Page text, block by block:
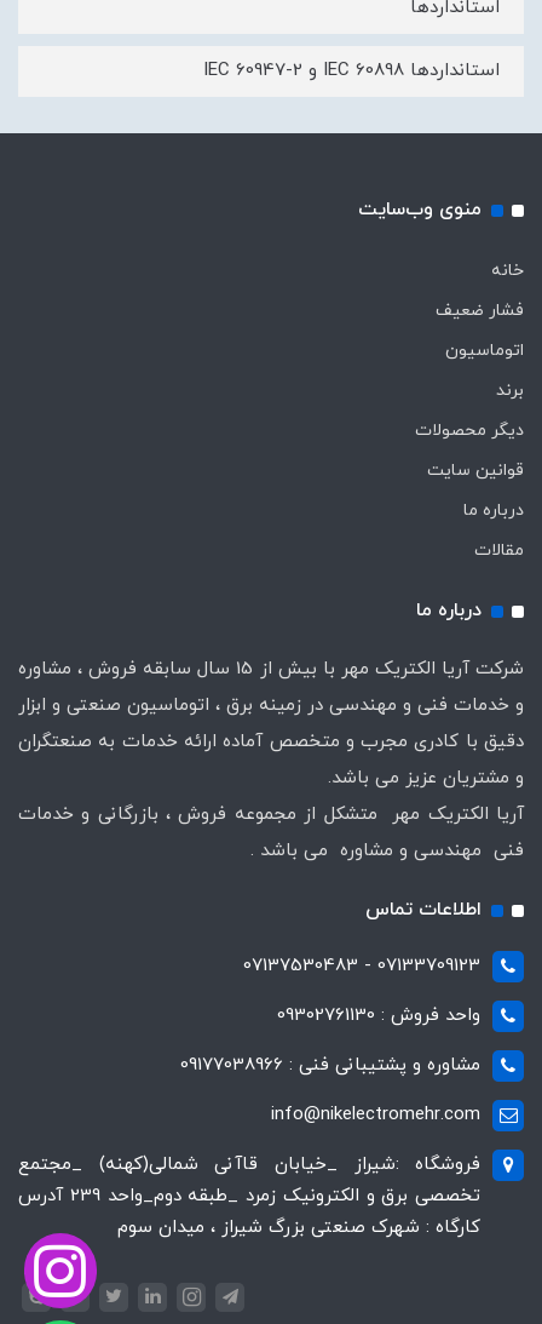
استانداردها
استانداردها IEC 60898 و IEC 60947-2
منوی وب‌سایت
خانه
فشار ضعیف
اتوماسیون
برند
دیگر محصولات
قوانین سایت
درباره ما
مقالات
درباره ما
شرکت آریا الکتریک مهر با بیش از 15 سال سابقه فروش ، مشاوره
و خدمات فنی و مهندسی در زمینه برق ، اتوماسیون صنعتی و ابزار
دقیق با کادری مجرب و متخصص آماده ارائه خدمات به صنعتگران
و مشتریان عزیز می باشد.
آریا الکتریک مهر متشکل از مجموعه فروش ، بازرگانی و خدمات
فنی مهندسی و مشاوره می باشد .
اطلاعات تماس
07133709123 - 07137530483
واحد فروش : 09302761130
مشاوره و پشتیبانی فنی : 09177038966
info@nikelectromehr.com
فروشگاه :شیراز _خیابان قاآنی شمالی(کهنه) _مجتمع
تخصصی برق و الکترونیک زمرد _طبقه دوم_واحد 239 آدرس
کارگاه : شهرک صنعتی بزرگ شیراز ، میدان سوم